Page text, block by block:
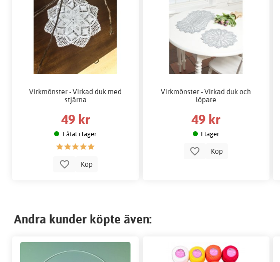
Virkmönster - Virkad duk med
stjärna
49 kr
Fåtal i lager
Köp
Virkmönster - Virkad duk och
löpare
49 kr
I lager
Köp
Andra kunder köpte även: